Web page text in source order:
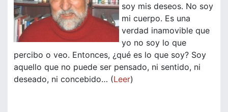
soy mis deseos. No soy
mi cuerpo. Es una
verdad inamovible que
yo no soy lo que
percibo o veo. Entonces, ¿qué es lo que soy? Soy
aquello que no puede ser pensado, ni sentido, ni
deseado, ni concebido… (Leer)